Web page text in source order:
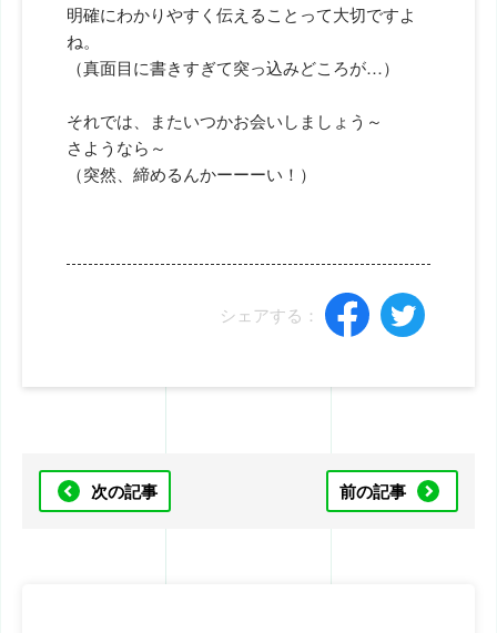
明確にわかりやすく伝えることって大切ですよ
ね。
（真面目に書きすぎて突っ込みどころが…）
それでは、またいつかお会いしましょう～
さようなら～
（突然、締めるんかーーーい！）
シェアする：
次の記事 前の記事